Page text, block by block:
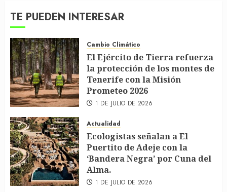
TE PUEDEN INTERESAR
Cambio Climático
El Ejército de Tierra refuerza
la protección de los montes de
Tenerife con la Misión
Prometeo 2026
1 DE JULIO DE 2026
Actualidad
Ecologistas señalan a El
Puertito de Adeje con la
‘Bandera Negra’ por Cuna del
Alma.
1 DE JULIO DE 2026